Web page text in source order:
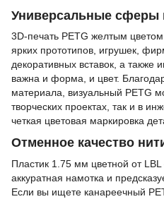
Универсальные сферы
3D-печать PETG желтым
ярких прототипов, игрушек,
декоративных вставок, а также
важна и форма, и цвет.
материала, визуальный PETG
творческих проектах, так и в
четкая цветовая маркировка
Отменное качество
Пластик 1.75 мм цветной от
аккуратная намотка и
Если вы ищете канареечный